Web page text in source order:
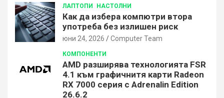
ЛАПТОПИ НАСТОЛНИ
Как да избера компютри втора
употреба без излишен риск
юни 24, 2026 Computer Team
КОМПОНЕНТИ
AMD разширява технологията FSR
4.1 към графичнитя карти Radeon
RX 7000 серия с Adrenalin Edition
26.6.2